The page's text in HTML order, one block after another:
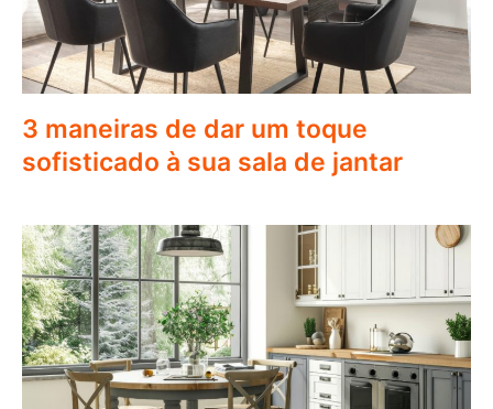
3 maneiras de dar um toque
sofisticado à sua sala de jantar